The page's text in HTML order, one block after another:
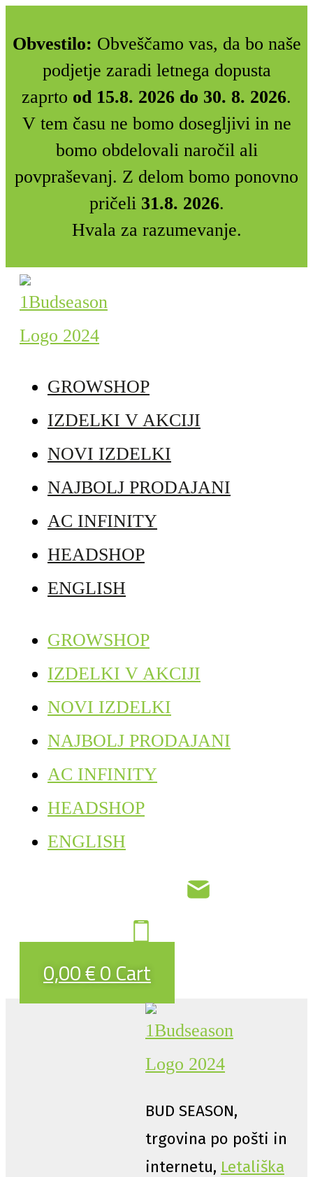
Obvestilo: Obveščamo vas, da bo naše
podjetje zaradi letnega dopusta
zaprto od 15.8. 2026 do 30. 8. 2026.
V tem času ne bomo dosegljivi in ne
bomo obdelovali naročil ali
povpraševanj. Z delom bomo ponovno
pričeli 31.8. 2026.
Hvala za razumevanje.
GROWSHOP
IZDELKI V AKCIJI
NOVI IZDELKI
NAJBOLJ PRODAJANI
AC INFINITY
HEADSHOP
ENGLISH
GROWSHOP
IZDELKI V AKCIJI
NOVI IZDELKI
NAJBOLJ PRODAJANI
AC INFINITY
HEADSHOP
ENGLISH
0,00€0Cart
BUD SEASON,
trgovina po pošti in
internetu, Letališka